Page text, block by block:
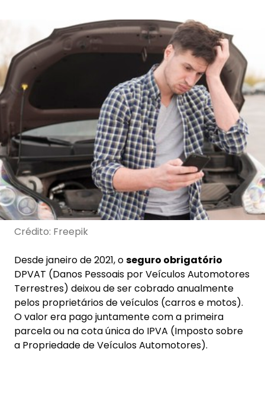
Crédito: Freepik
Desde janeiro de 2021, oseguro obrigatório
DPVAT (Danos Pessoais por Veículos Automotores
Terrestres) deixou de ser cobrado anualmente
pelos proprietários de veículos (carros e motos).
O valor era pago juntamente com a primeira
parcela ou na cota única do IPVA (Imposto sobre
a Propriedade de Veículos Automotores).